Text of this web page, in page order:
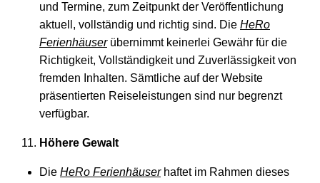
und Termine, zum Zeitpunkt der Veröffentlichung
aktuell, vollständig und richtig sind. Die HeRo
Ferienhäuserübernimmt keinerlei Gewähr für die
Richtigkeit, Vollständigkeit und Zuverlässigkeit von
fremden Inhalten. Sämtliche auf der Website
präsentierten Reiseleistungen sind nur begrenzt
verfügbar.
Höhere Gewalt
Die HeRo Ferienhäuserhaftet im Rahmen dieses